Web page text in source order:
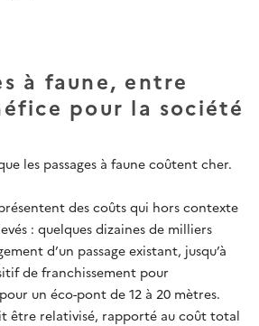
à faune, entre
pour la société
les passages à faune coûtent cher.
des coûts qui hors contexte
: quelques dizaines de milliers
d’un passage existant, jusqu’à
de franchissement pour
un éco-pont de 12 à 20 mètres.
être relativisé, rapporté au coût total